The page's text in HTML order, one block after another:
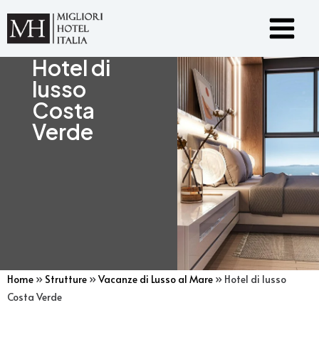
Vai
Main
Menu
Hotel di
lusso
Costa
Verde
Home » Strutture »Vacanze di Lusso al Mare » Hotel di lusso
Costa Verde